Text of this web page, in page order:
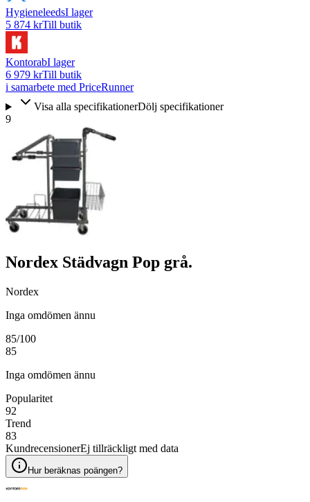
HygieneleedsI lager
5 874 krTill butik
KontorabI lager
6 979 krTill butik
i samarbete med PriceRunner
Visa alla specifikationerDölj specifikationer
9
Nordex Städvagn Pop grå.
Nordex
Inga omdömen ännu
85/100
85
Inga omdömen ännu
Popularitet
92
Trend
83
KundrecensionerEj tillräckligt med data
Hur beräknas poängen?